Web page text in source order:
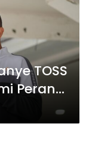
TOSS
Perangi